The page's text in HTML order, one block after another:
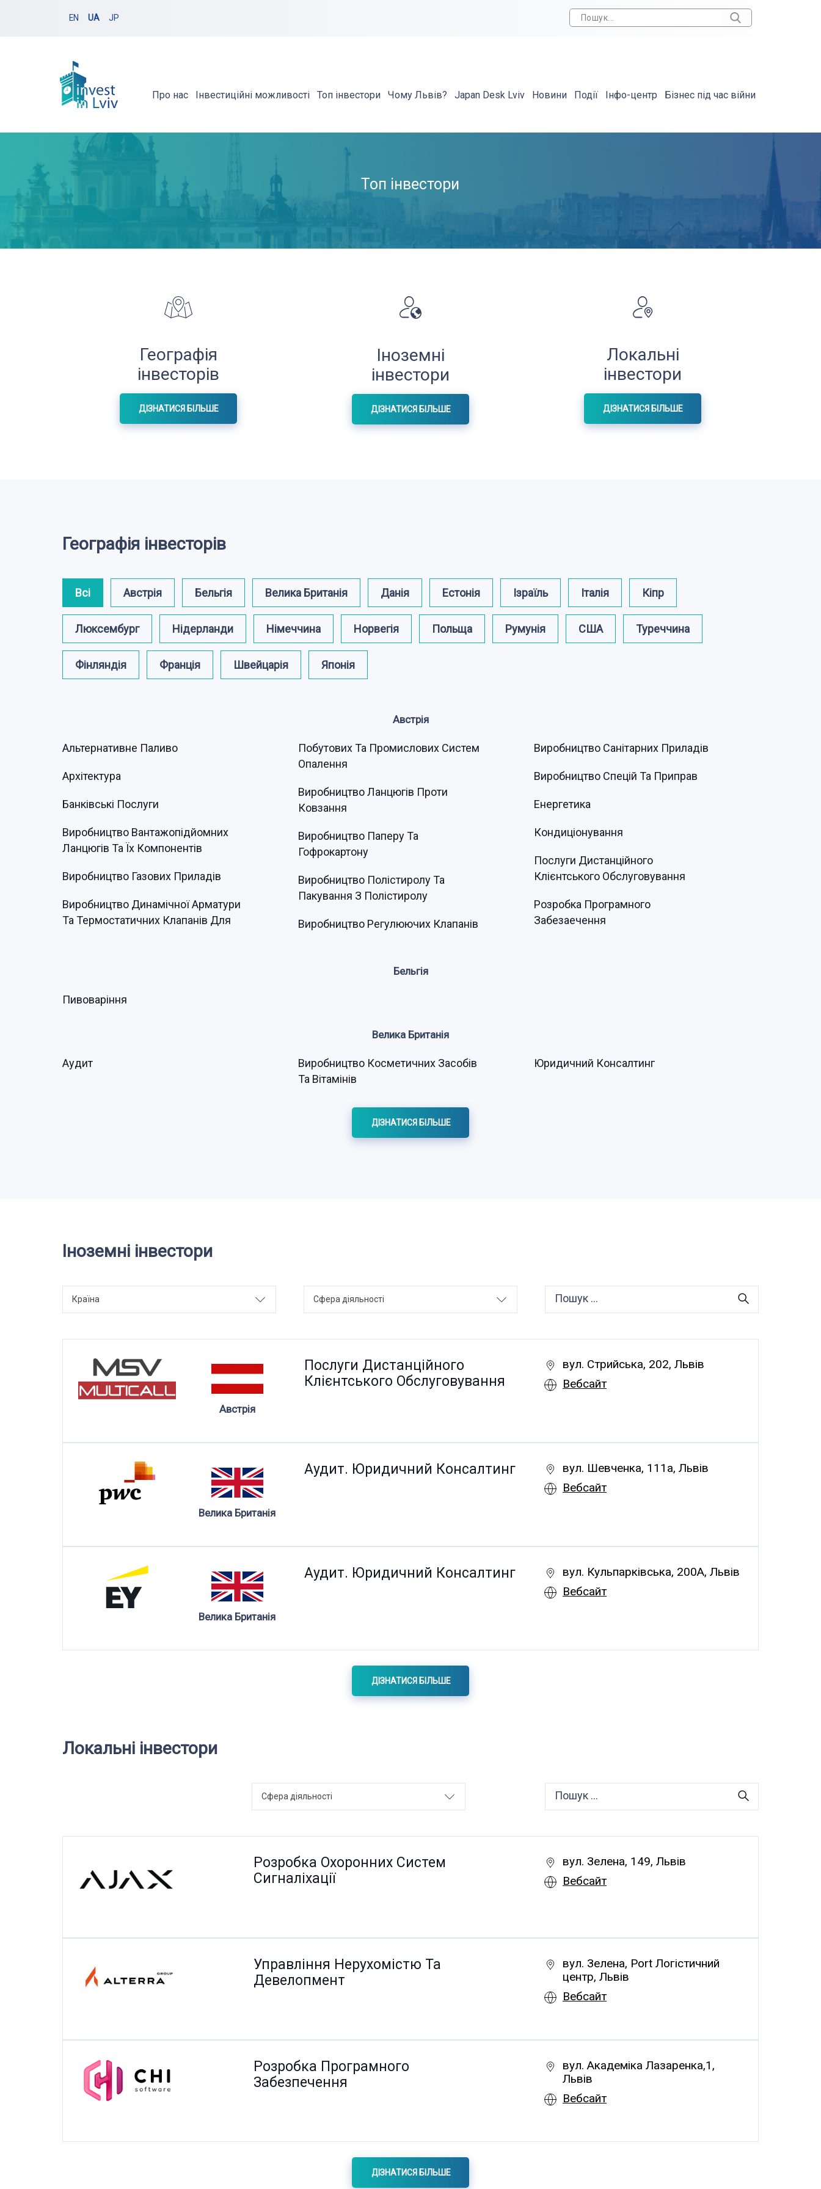
EN UA JP
Про нас Інвестиційні можливості Топ інвестори Чому Львів? Japan Desk Lviv Новини Події Інфо-центр Бізнес під час війни
Топ інвестори
Географія
інвесторів
ДІЗНАТИСЯ БІЛЬШЕ
Іноземні
інвестори
ДІЗНАТИСЯ БІЛЬШЕ
Локальні
інвестори
ДІЗНАТИСЯ БІЛЬШЕ
Географія інвесторів
Всі Австрія Бельгія Велика Британія Данія Естонія Ізраїль Італія Кіпр
Люксембург Нідерланди Німеччина Норвегія Польща Румунія США Туреччина
Фінляндія Франція Швейцарія Японія
Австрія
Альтернативне Паливо
Архітектура
Банківські Послуги
Виробництво Вантажопідйомних
Ланцюгів Та Їх Компонентів
Виробництво Газових Приладів
Виробництво Динамічної Арматури
Та Термостатичних Клапанів Для
Побутових Та Промислових Систем
Опалення
Виробництво Ланцюгів Проти
Ковзання
Виробництво Паперу Та
Гофрокартону
Виробництво Полістиролу Та
Пакування З Полістиролу
Виробництво Регулюючих Клапанів
Виробництво Санітарних Приладів
Виробництво Спецій Та Приправ
Енергетика
Кондиціонування
Послуги Дистанційного
Клієнтського Обслуговування
Розробка Програмного
Забезаечення
Бельгія
Пивоваріння
Велика Британія
Аудит
Виробництво Косметичних Засобів
Та Вітамінів
Юридичний Консалтинг
ДІЗНАТИСЯ БІЛЬШЕ
Іноземні інвестори
Країна Сфера діяльності
Австрія
Послуги Дистанційного
Клієнтського Обслуговування
вул. Стрийська, 202, Львів
Вебсайт
Велика Британія
Aудит. Юридичний Консалтинг
вул. Шевченка, 111а, Львів
Вебсайт
Велика Британія
Aудит. Юридичний Консалтинг
вул. Кульпарківська, 200А, Львів
Вебсайт
ДІЗНАТИСЯ БІЛЬШЕ
Локальні інвестори
Сфера діяльності
Розробка Охоронних Систем
Сигналіхації
вул. Зелена, 149, Львів
Вебсайт
Управління Нерухомістю Та
Девелопмент
вул. Зелена, Port Логістичний
центр, Львів
Вебсайт
Розробка Програмного
Забезпечення
вул. Академіка Лазаренка,1,
Львів
Вебсайт
ДІЗНАТИСЯ БІЛЬШЕ